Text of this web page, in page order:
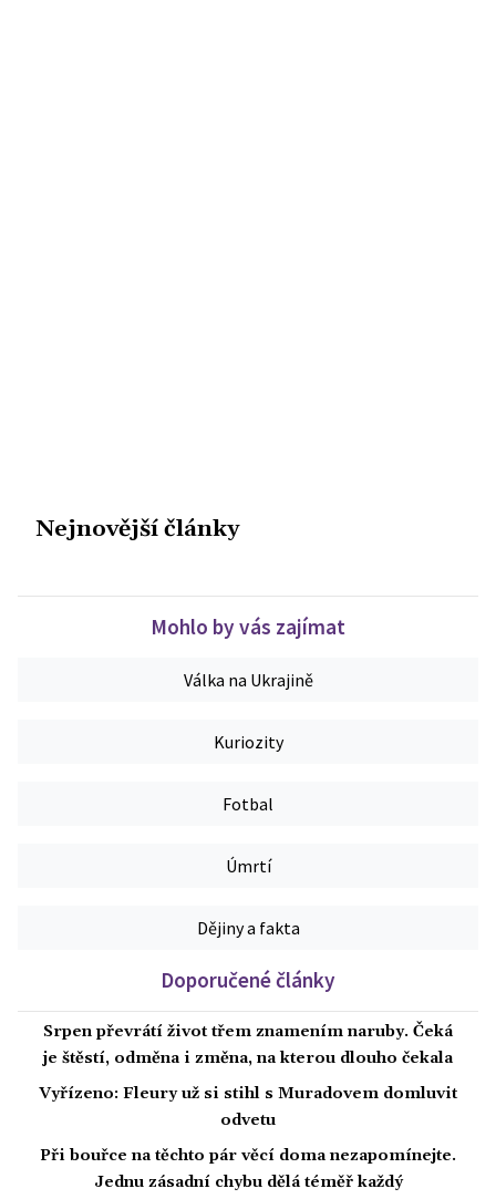
Nejnovější články
Mohlo by vás zajímat
Válka na Ukrajině
Kuriozity
Fotbal
Úmrtí
Dějiny a fakta
Doporučené články
Srpen převrátí život třem znamením naruby. Čeká
je štěstí, odměna i změna, na kterou dlouho čekala
Vyřízeno: Fleury už si stihl s Muradovem domluvit
odvetu
Při bouřce na těchto pár věcí doma nezapomínejte.
Jednu zásadní chybu dělá téměř každý